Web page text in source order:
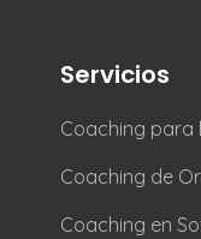
Servicios
Coaching para
Coaching de
Coaching en